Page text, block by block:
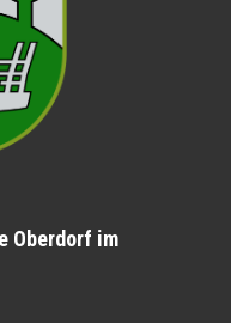
Oberdorf im